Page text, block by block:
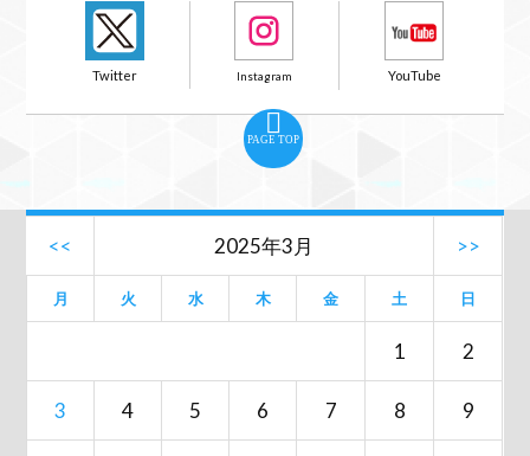
PAGE TOP
<< 2025年3月 >>
月 火 水 木 金 土 日
1 2
3 4 5 6 7 8 9